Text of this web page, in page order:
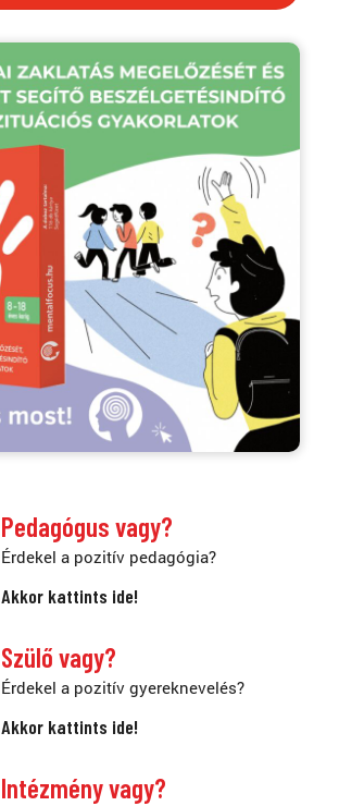
Pedagógus vagy?
Érdekel a pozitív pedagógia?
Akkor kattints ide!
Szülő vagy?
Érdekel a pozitív gyereknevelés?
Akkor kattints ide!
Intézmény vagy?